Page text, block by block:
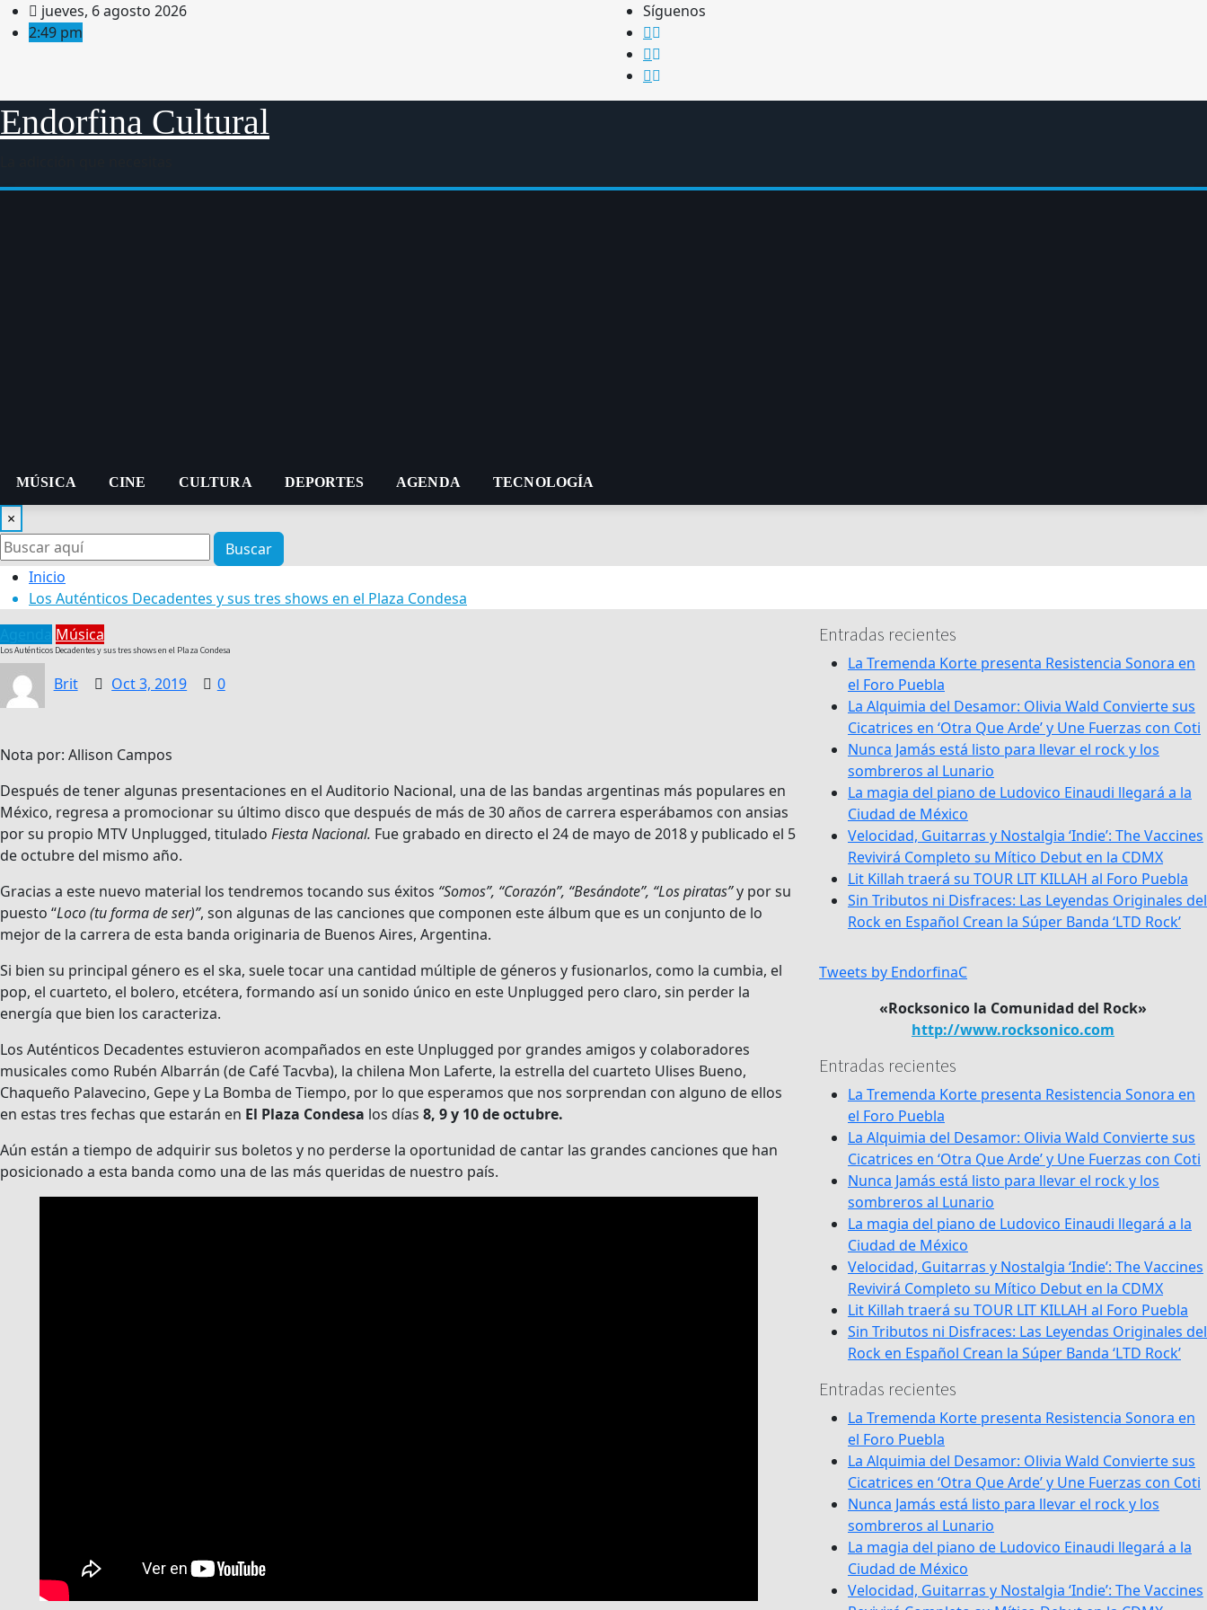
Saltar jueves, 6 agosto 2026
2:49 pm
Síguenos
Endorfina Cultural
MÚSICA CINE CULTURA DEPORTES AGENDA TECNOLOGÍA
×
Buscar
Inicio
Los Auténticos Decadentes y sus tres shows en el Plaza Condesa
Música
Los Auténticos Decadentes y sus tres shows en el Plaza Condesa
Brit Oct 3, 2019 0
Nota por: Allison Campos
Después de tener algunas presentaciones en el Auditorio Nacional, una de las bandas argentinas más populares en
México, regresa a promocionar su último disco que después de más de 30 años de carrera esperábamos con ansias
por su propio MTV Unplugged, titulado Fiesta Nacional. Fue grabado en directo el 24 de mayo de 2018 y publicado el 5
de octubre del mismo año.
Gracias a este nuevo material los tendremos tocando sus éxitos “Somos”, “Corazón”, “Besándote”, “Los piratas”y por su
puesto “Loco (tu forma de ser)”, son algunas de las canciones que componen este álbum que es un conjunto de lo
mejor de la carrera de esta banda originaria de Buenos Aires, Argentina.
Si bien su principal género es el ska, suele tocar una cantidad múltiple de géneros y fusionarlos, como la cumbia, el
pop, el cuarteto, el bolero, etcétera, formando así un sonido único en este Unplugged pero claro, sin perder la
energía que bien los caracteriza.
Los Auténticos Decadentes estuvieron acompañados en este Unplugged por grandes amigos y colaboradores
musicales como Rubén Albarrán (de Café Tacvba), la chilena Mon Laferte, la estrella del cuarteto Ulises Bueno,
Chaqueño Palavecino, Gepe y La Bomba de Tiempo, por lo que esperamos que nos sorprendan con alguno de ellos
en estas tres fechas que estarán en El Plaza Condesa los días 8, 9 y 10 de octubre.
Aún están a tiempo de adquirir sus boletos y no perderse la oportunidad de cantar las grandes canciones que han
posicionado a esta banda como una de las más queridas de nuestro país.
Entradas recientes
La Tremenda Korte presenta Resistencia Sonora en
el Foro Puebla
La Alquimia del Desamor: Olivia Wald Convierte sus
Cicatrices en ‘Otra Que Arde’ y Une Fuerzas con Coti
Nunca Jamás está listo para llevar el rock y los
sombreros al Lunario
La magia del piano de Ludovico Einaudi llegará a la
Ciudad de México
Velocidad, Guitarras y Nostalgia ‘Indie’: The Vaccines
Revivirá Completo su Mítico Debut en la CDMX
Lit Killah traerá su TOUR LIT KILLAH al Foro Puebla
Sin Tributos ni Disfraces: Las Leyendas Originales del
Rock en Español Crean la Súper Banda ‘LTD Rock’
Tweets by EndorfinaC
«Rocksonico la Comunidad del Rock»
http://www.rocksonico.com
Entradas recientes
La Tremenda Korte presenta Resistencia Sonora en
el Foro Puebla
La Alquimia del Desamor: Olivia Wald Convierte sus
Cicatrices en ‘Otra Que Arde’ y Une Fuerzas con Coti
Nunca Jamás está listo para llevar el rock y los
sombreros al Lunario
La magia del piano de Ludovico Einaudi llegará a la
Ciudad de México
Velocidad, Guitarras y Nostalgia ‘Indie’: The Vaccines
Revivirá Completo su Mítico Debut en la CDMX
Lit Killah traerá su TOUR LIT KILLAH al Foro Puebla
Sin Tributos ni Disfraces: Las Leyendas Originales del
Rock en Español Crean la Súper Banda ‘LTD Rock’
Entradas recientes
La Tremenda Korte presenta Resistencia Sonora en
el Foro Puebla
La Alquimia del Desamor: Olivia Wald Convierte sus
Cicatrices en ‘Otra Que Arde’ y Une Fuerzas con Coti
Nunca Jamás está listo para llevar el rock y los
sombreros al Lunario
La magia del piano de Ludovico Einaudi llegará a la
Ciudad de México
Velocidad, Guitarras y Nostalgia ‘Indie’: The Vaccines